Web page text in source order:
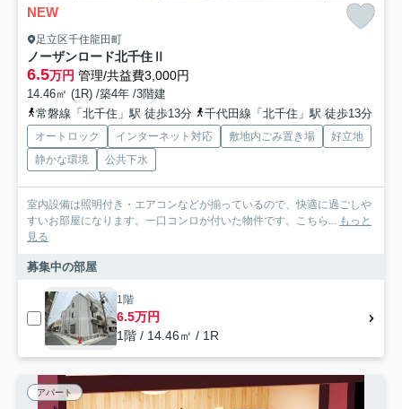
NEW
足立区千住龍田町
ノーザンロード北千住Ⅱ
6.5万円 管理/共益費3,000円
14.46㎡ (1R) /築4年 /3階建
常磐線「北千住」駅 徒歩13分
千代田線「北千住」駅 徒歩13分
オートロック インターネット対応 敷地内ごみ置き場
好立地
静かな環境
公共下水
室内設備は照明付き・エアコンなどが揃っているので、快適に過ごしや
すいお部屋になります。一口コンロが付いた物件です。こちら... もっと
見る
募集中の部屋
1階
6.5万円
1階 / 14.46㎡ / 1R
アパート